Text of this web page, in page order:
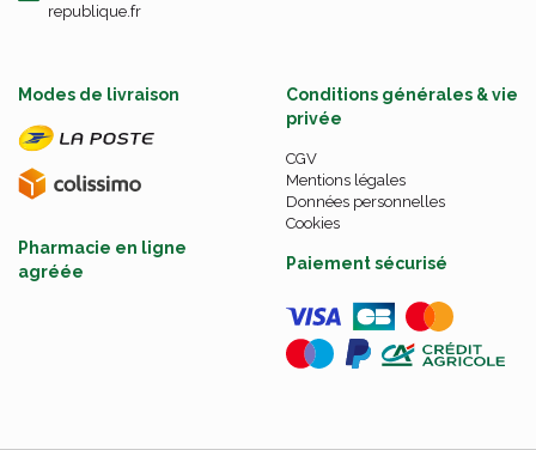
republique.fr
Modes de livraison
Pharmacie en ligne
agréée
Conditions générales & vie
privée
CGV
Mentions légales
Données personnelles
Cookies
Paiement sécurisé